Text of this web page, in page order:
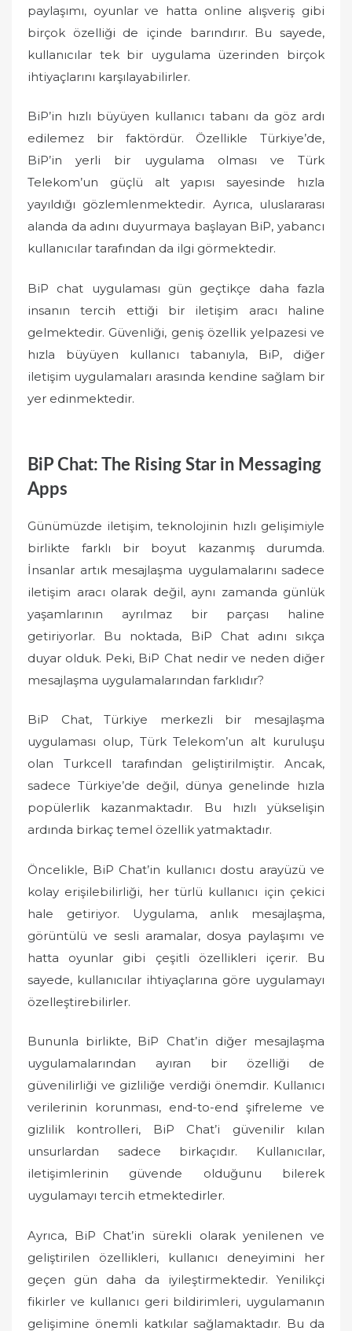
paylaşımı, oyunlar ve hatta online alışveriş gibi
birçok özelliği de içinde barındırır. Bu sayede,
kullanıcılar tek bir uygulama üzerinden birçok
ihtiyaçlarını karşılayabilirler.
BiP’in hızlı büyüyen kullanıcı tabanı da göz ardı
edilemez bir faktördür. Özellikle Türkiye’de,
BiP’in yerli bir uygulama olması ve Türk
Telekom’un güçlü alt yapısı sayesinde hızla
yayıldığı gözlemlenmektedir. Ayrıca, uluslararası
alanda da adını duyurmaya başlayan BiP, yabancı
kullanıcılar tarafından da ilgi görmektedir.
BiP chat uygulaması gün geçtikçe daha fazla
insanın tercih ettiği bir iletişim aracı haline
gelmektedir. Güvenliği, geniş özellik yelpazesi ve
hızla büyüyen kullanıcı tabanıyla, BiP, diğer
iletişim uygulamaları arasında kendine sağlam bir
yer edinmektedir.
BiP Chat: The Rising Star in Messaging
Apps
Günümüzde iletişim, teknolojinin hızlı gelişimiyle
birlikte farklı bir boyut kazanmış durumda.
İnsanlar artık mesajlaşma uygulamalarını sadece
iletişim aracı olarak değil, aynı zamanda günlük
yaşamlarının ayrılmaz bir parçası haline
getiriyorlar. Bu noktada, BiP Chat adını sıkça
duyar olduk. Peki, BiP Chat nedir ve neden diğer
mesajlaşma uygulamalarından farklıdır?
BiP Chat, Türkiye merkezli bir mesajlaşma
uygulaması olup, Türk Telekom’un alt kuruluşu
olan Turkcell tarafından geliştirilmiştir. Ancak,
sadece Türkiye’de değil, dünya genelinde hızla
popülerlik kazanmaktadır. Bu hızlı yükselişin
ardında birkaç temel özellik yatmaktadır.
Öncelikle, BiP Chat’in kullanıcı dostu arayüzü ve
kolay erişilebilirliği, her türlü kullanıcı için çekici
hale getiriyor. Uygulama, anlık mesajlaşma,
görüntülü ve sesli aramalar, dosya paylaşımı ve
hatta oyunlar gibi çeşitli özellikleri içerir. Bu
sayede, kullanıcılar ihtiyaçlarına göre uygulamayı
özelleştirebilirler.
Bununla birlikte, BiP Chat’in diğer mesajlaşma
uygulamalarından ayıran bir özelliği de
güvenilirliği ve gizliliğe verdiği önemdir. Kullanıcı
verilerinin korunması, end-to-end şifreleme ve
gizlilik kontrolleri, BiP Chat’i güvenilir kılan
unsurlardan sadece birkaçıdır. Kullanıcılar,
iletişimlerinin güvende olduğunu bilerek
uygulamayı tercih etmektedirler.
Ayrıca, BiP Chat’in sürekli olarak yenilenen ve
geliştirilen özellikleri, kullanıcı deneyimini her
geçen gün daha da iyileştirmektedir. Yenilikçi
fikirler ve kullanıcı geri bildirimleri, uygulamanın
gelişimine önemli katkılar sağlamaktadır. Bu da